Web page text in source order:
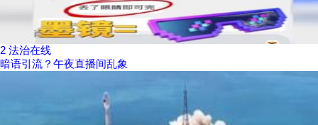
2 法治在线
暗语引流？午夜直播间乱象